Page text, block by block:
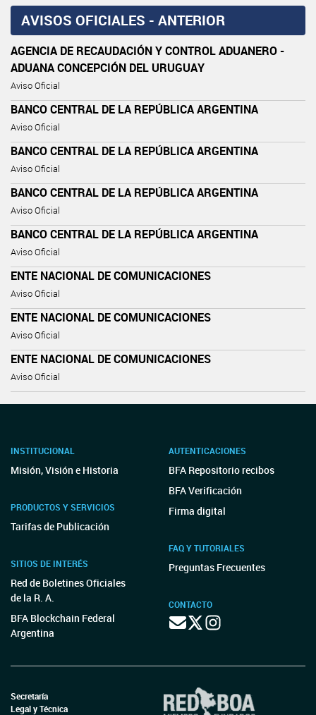
AVISOS OFICIALES - ANTERIOR
AGENCIA DE RECAUDACIÓN Y CONTROL ADUANERO -
ADUANA CONCEPCIÓN DEL URUGUAY
Aviso Oficial
BANCO CENTRAL DE LA REPÚBLICA ARGENTINA
Aviso Oficial
BANCO CENTRAL DE LA REPÚBLICA ARGENTINA
Aviso Oficial
BANCO CENTRAL DE LA REPÚBLICA ARGENTINA
Aviso Oficial
BANCO CENTRAL DE LA REPÚBLICA ARGENTINA
Aviso Oficial
ENTE NACIONAL DE COMUNICACIONES
Aviso Oficial
ENTE NACIONAL DE COMUNICACIONES
Aviso Oficial
ENTE NACIONAL DE COMUNICACIONES
Aviso Oficial
INSTITUCIONAL
Misión, Visión e Historia
PRODUCTOS Y SERVICIOS
Tarifas de Publicación
SITIOS DE INTERÉS
Red de Boletines Oficiales
de la R. A.
BFA Blockchain Federal
Argentina
AUTENTICACIONES
BFA Repositorio recibos
BFA Verificación
Firma digital
FAQ Y TUTORIALES
Preguntas Frecuentes
CONTACTO
Secretaría
Legal y Técnica